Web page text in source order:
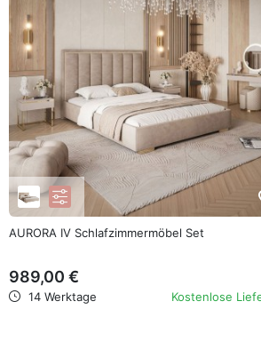
AURORA IV Schlafzimmermöbel Set
989,00 €
14 Werktage Kostenlose